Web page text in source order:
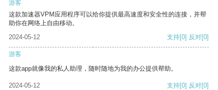
游客
这款加速器VPM应用程序可以给你提供最高速度和安全性的连接，并帮
助你在网络上自由移动。
2024-05-12
支持[0] 反对[0]
游客
这款app就像我的私人助理，随时随地为我的办公提供帮助。
2024-05-12 支持[0] 反对[0]